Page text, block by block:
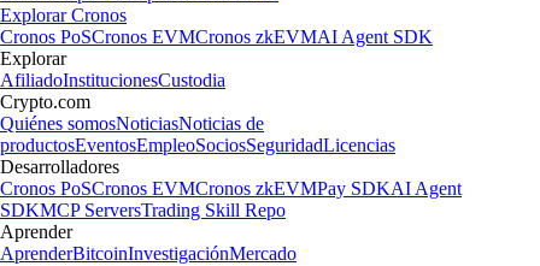
Explorar Cronos
Cronos PoSCronos EVMCronos zkEVMAI Agent SDK
Explorar
AfiliadoInstitucionesCustodia
Crypto.com
Quiénes somosNoticiasNoticias de
productosEventosEmpleoSociosSeguridadLicencias
Desarrolladores
Cronos PoSCronos EVMCronos zkEVMPay SDKAI Agent
SDKMCP ServersTrading Skill Repo
Aprender
AprenderBitcoinInvestigaciónMercado